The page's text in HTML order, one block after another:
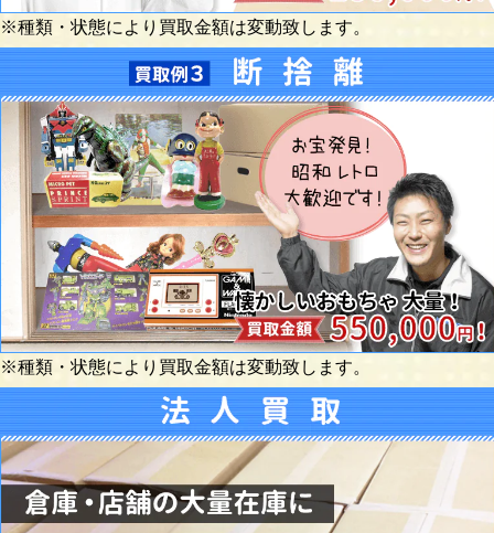
※種類・状態により買取金額は変動致します。
※種類・状態により買取金額は変動致します。